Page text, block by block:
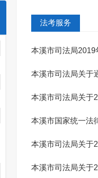
法考服务
本溪市司法局
本溪市司法局关于
法律职业资...
本溪市司法局关于
本溪市国家统一法
本溪市司法局关于
申请授予...
本溪市司法局关于